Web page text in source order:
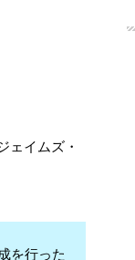
ェイムズ・
を行った